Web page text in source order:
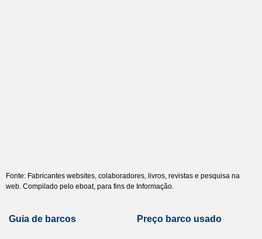
Fonte: Fabricantes websites, colaboradores, livros, revistas e pesquisa na
web. Compilado pelo eboat, para fins de Informação.
Guia de barcos Preço barco usado